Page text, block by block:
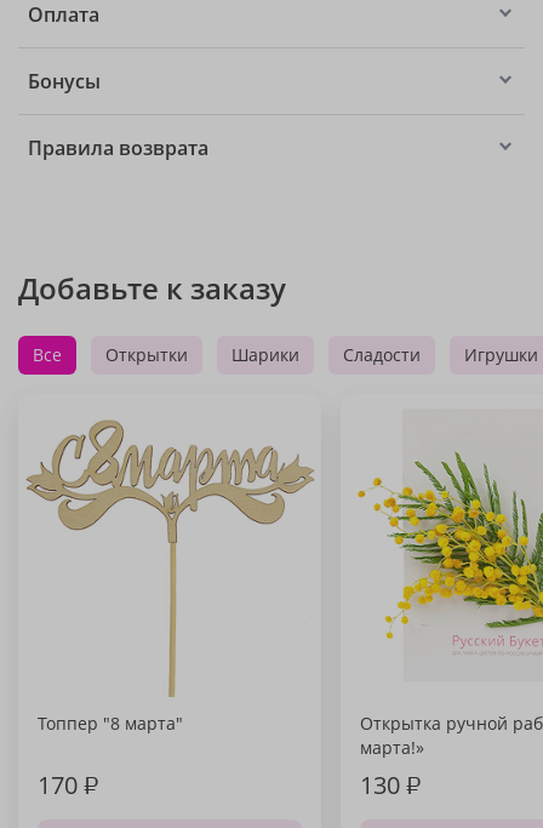
Оплата
Бонусы
Правила возврата
Добавьте к заказу
Все Открытки Шарики Сладости Игрушки
Топпер "8 марта"
170₽
Открытка ручной
марта!»
130₽